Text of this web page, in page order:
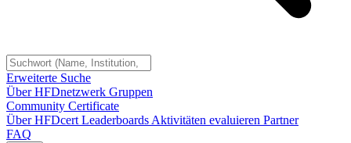
Erweiterte Suche
Über HFDnetzwerk Gruppen
Community Certificate
Über HFDcert Leaderboards Aktivitäten evaluieren Partner
FAQ